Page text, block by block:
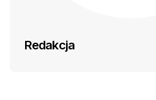
Redakcja